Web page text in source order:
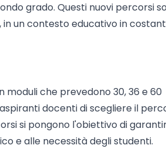
grado. Questi nuovi percorsi
un contesto educativo in
moduli che prevedono 30, 36 e 60
docenti di scegliere il
si pongono l'obiettivo di
e alle necessità degli studenti.